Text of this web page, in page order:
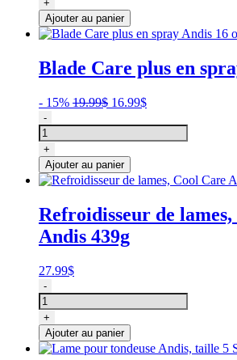
de
toilettage
Andis
5
+
Ajouter au panier
Blade Care plus en
- 15% 19.99$ Le
initial
était :
19.99$.
16.99$Le
actuel
est :
quantité
de
Blade
Care
plus
en
Andis
16
oz
-
+
Ajouter au panier
Refroidisseur de
Andis 439g
27.99$
quantité
de
Refroidisseur
de
lames,
Cool
-
+
Ajouter au panier